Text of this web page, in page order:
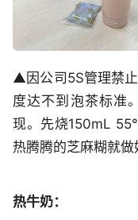
▲因公司5S管理禁
度达不到泡茶标准
现。先烧150mL
热腾腾的芝麻糊就做
热牛奶：